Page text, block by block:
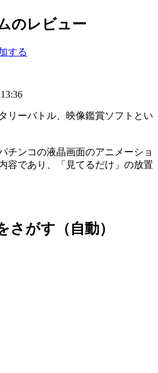
のレビュー
する
リーバトル、映像鑑賞ソフトとい
チンコの液晶画面のアニメーショ
容であり、「見てるだけ」の放置
さがす（自動）